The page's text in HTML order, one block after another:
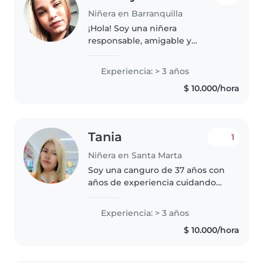
Niñera en Barranquilla
¡Hola! Soy una niñera
responsable, amigable y
de experiencia cuidando niños
de todas las edades. Soy madre,
lo que me da una perspectiva
Experiencia: > 3 años
$ 10.000/hora
Tania
Niñera en Santa Marta
1
Soy una canguro de 37 años con
años de experiencia cuidando
responsable, paciente y
empática que disfruta mucho de
actividades como dibujar, leer
Experiencia: > 3 años
$ 10.000/hora